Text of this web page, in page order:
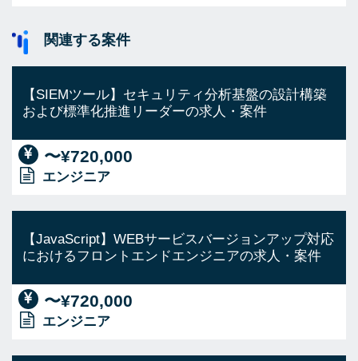
関連する案件
【SIEMツール】セキュリティ分析基盤の設計構築
および標準化推進リーダーの求人・案件
〜¥720,000
エンジニア
【JavaScript】WEBサービスバージョンアップ対応
におけるフロントエンドエンジニアの求人・案件
〜¥720,000
エンジニア